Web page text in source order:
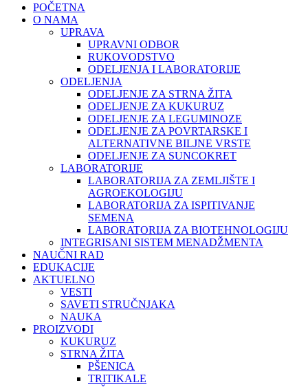
POČETNA
O NAMA
UPRAVA
UPRAVNI ODBOR
RUKOVODSTVO
ODELJENJA I LABORATORIJE
ODELJENJA
ODELJENJE ZA STRNA ŽITA
ODELJENJE ZA KUKURUZ
ODELJENJE ZA LEGUMINOZE
ODELJENJE ZA POVRTARSKE I
ALTERNATIVNE BILJNE VRSTE
ODELJENJE ZA SUNCOKRET
LABORATORIJE
LABORATORIJA ZA ZEMLJIŠTE I
AGROEKOLOGIJU
LABORATORIJA ZA ISPITIVANJE
SEMENA
LABORATORIJA ZA BIOTEHNOLOGIJU
INTEGRISANI SISTEM MENADŽMENTA
NAUČNI RAD
EDUKACIJE
AKTUELNO
VESTI
SAVETI STRUČNJAKA
NAUKA
PROIZVODI
KUKURUZ
STRNA ŽITA
PŠENICA
TRITIKALE